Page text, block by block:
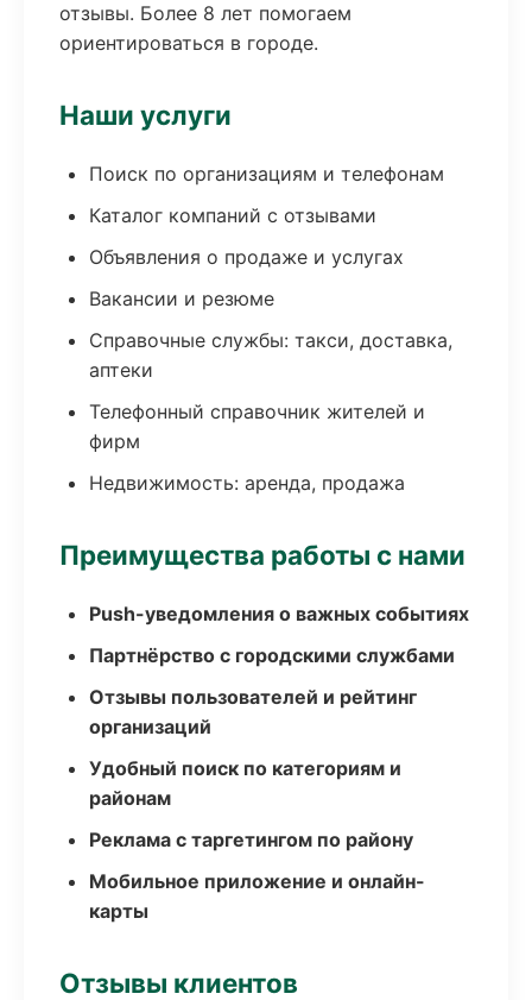
отзывы. Более 8 лет помогаем
ориентироваться в городе.
Наши услуги
Поиск по организациям и телефонам
Каталог компаний с отзывами
Объявления о продаже и услугах
Вакансии и резюме
Справочные службы: такси, доставка,
аптеки
Телефонный справочник жителей и
фирм
Недвижимость: аренда, продажа
Преимущества работы с нами
Push-уведомления о важных событиях
Партнёрство с городскими службами
Отзывы пользователей и рейтинг
организаций
Удобный поиск по категориям и
районам
Реклама с таргетингом по району
Мобильное приложение и онлайн-
карты
Отзывы клиентов